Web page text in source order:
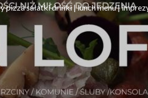
pizza sałatki drinki | lunch menu |